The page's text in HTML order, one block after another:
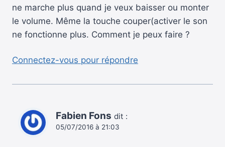
ne marche plus quand je veux baisser ou monter
le volume. Même la touche couper(activer le son
ne fonctionne plus. Comment je peux faire ?
Connectez-vous pour répondre
Fabien Fons dit :
05/07/2016 à 21:03